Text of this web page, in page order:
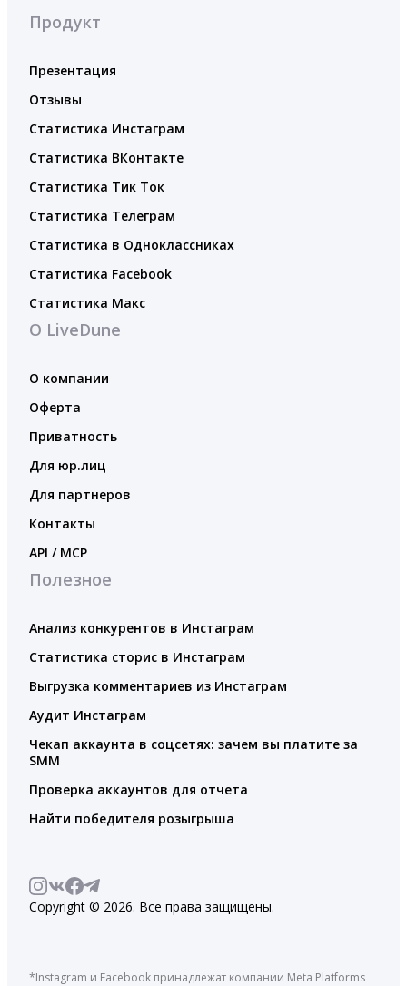
Продукт
Презентация
Отзывы
Статистика Инстаграм
Статистика ВКонтакте
Статистика Тик Ток
Статистика Телеграм
Статистика в Одноклассниках
Статистика Facebook
Статистика Макс
О LiveDune
О компании
Оферта
Приватность
Для юр.лиц
Для партнеров
Контакты
API / MCP
Полезное
Анализ конкурентов в Инстаграм
Статистика сторис в Инстаграм
Выгрузка комментариев из Инстаграм
Аудит Инстаграм
Чекап аккаунта в соцсетях: зачем вы платите за
SMM
Проверка аккаунтов для отчета
Найти победителя розыгрыша
Copyright © 2026. Все права защищены.
*Instagram и Facebook принадлежат компании Meta Platforms